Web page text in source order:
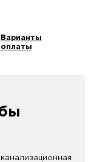
Варианты
оплаты
канализационная